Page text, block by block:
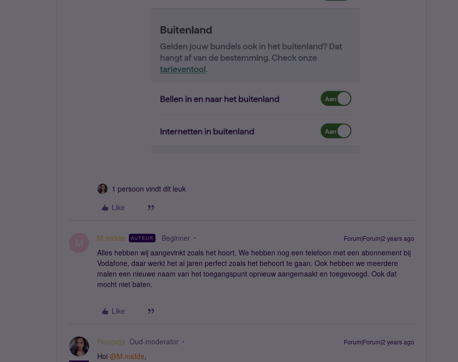
1 persoon vindt dit leuk
Like
M.midde AUTEUR Beginner Forum|Forum|2 years ago
Alles hebben wij aangevinkt zoals het hoort. We hebben nog een telefoon met een abonnement bij
Vodafone, daar werkt het al jaren perfect zoals het behoort te gaan. Ook hebben we meerdere
malen een nieuwe naam van het toegangspunt opnieuw aangemaakt en toegevoegd. Ook dat
mocht niet baten.
Like
Roeqajja Oud-moderator Forum|Forum|2 years ago
Hoi @M.midde,